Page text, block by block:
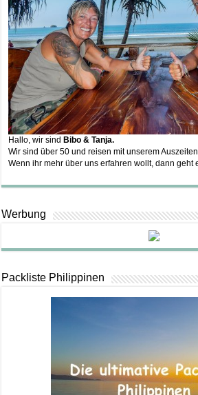
Hallo, wir sindBibo & Tanja.
Wir sind über 50 und reisen mit unserem
Wenn ihr mehr über uns erfahren wollt, dann geht
Werbung
Packliste Philippinen